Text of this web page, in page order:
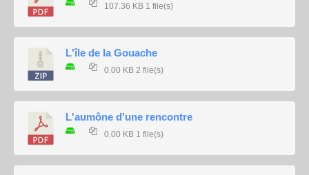
107.36 KB 1 file(s)
L'île de la Gouache
0.00 KB 2 file(s)
L'aumône d'une rencontre
0.00 KB 1 file(s)